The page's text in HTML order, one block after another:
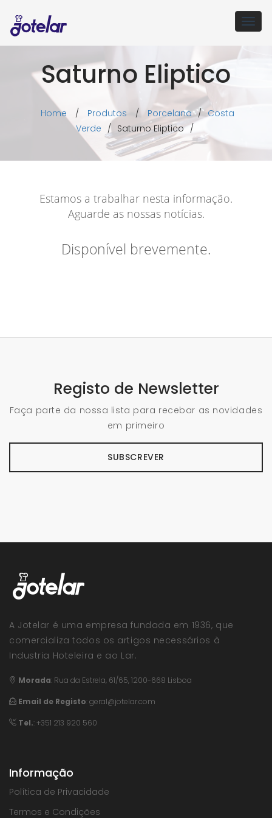
Saturno Eliptico
Home / Produtos / Porcelana / Costa
Verde / Saturno Eliptico /
Estamos a trabalhar nesta informação.
Aguarde as nossas notícias.
Disponível brevemente.
Registo de Newsletter
Faça parte da nossa lista para recebar as novidades
em primeiro
SUBSCREVER
A Jotelar é uma empresa fundada em 1936, que
comercializa todos os artigos necessários à
Industria Hoteleira e ao Lar.
Morada: Rua da Estrela, 61/65, 1200-668 Lisboa
Email de Registo:geral@jotelar.com
Tel.: +351 213 920 560
Informação
Política de Privacidade
Termos e Condições